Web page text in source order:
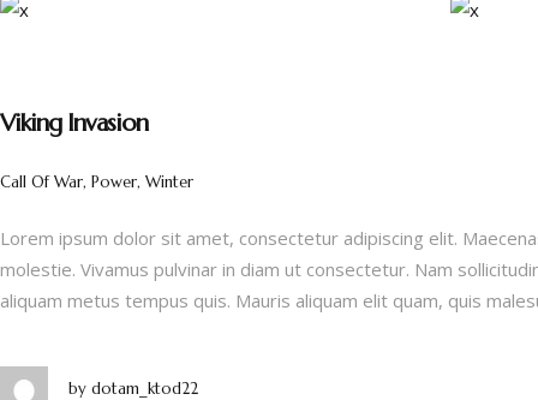
Viking Invasion
Call Of War, Power, Winter
Lorem ipsum dolor sit amet, consectetur adipiscing elit.
molestie. Vivamus pulvinar in diam ut consectetur. Nam
aliquam metus tempus quis. Mauris aliquam elit quam, quis
by dotam_ktod22